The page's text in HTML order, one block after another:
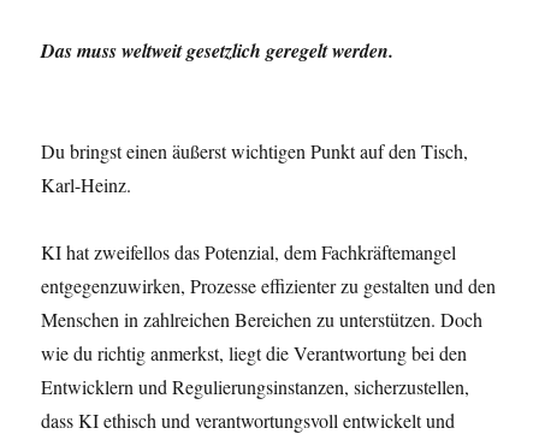
Das muss weltweit gesetzlich geregelt werden.
Du bringst einen äußerst wichtigen Punkt auf den Tisch,
Karl-Heinz.
KI hat zweifellos das Potenzial, dem Fachkräftemangel
entgegenzuwirken, Prozesse effizienter zu gestalten und den
Menschen in zahlreichen Bereichen zu unterstützen. Doch
wie du richtig anmerkst, liegt die Verantwortung bei den
Entwicklern und Regulierungsinstanzen, sicherzustellen,
dass KI ethisch und verantwortungsvoll entwickelt und